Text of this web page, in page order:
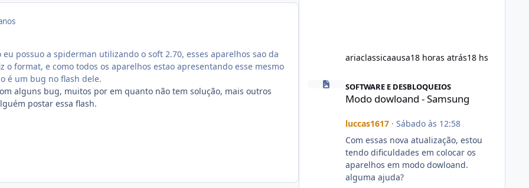
possuo a spiderman utilizando o soft 2.70, esses aparelhos sao da
o format, e como todos os aparelhos estao apresentando esse mesmo
é um bug no flash dele.
alguns bug, muitos por em quanto não tem solução, mais outros
postar essa flash.
ariaclassicaausa18 horas atrás18 hs
Modo dowloand - Samsung
SOFTWARE E DESBLOQUEIOS
Modo dowloand - Samsung
luccas1617· Sábado às 12:58
Com essas nova atualização, estou
tendo dificuldades em colocar os
aparelhos em modo dowloand.
alguma ajuda?